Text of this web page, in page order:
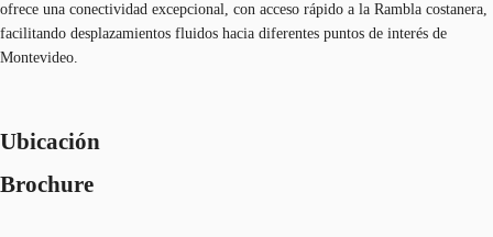
ofrece una conectividad excepcional, con acceso rápido a la Rambla costanera,
facilitando desplazamientos fluidos hacia diferentes puntos de interés de
Montevideo.
Ubicación
Brochure